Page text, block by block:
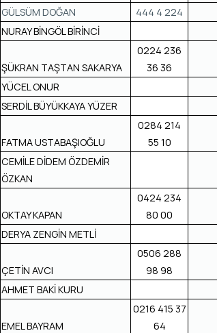
GÜLSÜM DOĞAN 444 4 224
NURAY BİNGÖL BİRİNCİ
ŞÜKRAN TAŞTAN SAKARYA
0224 236
36 36
YÜCEL ONUR
SERDİL BÜYÜKKAYA YÜZER
FATMA USTABAŞIOĞLU
0284 214
55 10
CEMİLE DİDEM ÖZDEMİR
ÖZKAN
OKTAY KAPAN
0424 234
80 00
DERYA ZENGİN METLİ
ÇETİN AVCI
0506 288
98 98
AHMET BAKİ KURU
EMEL BAYRAM
0216 415 37
64